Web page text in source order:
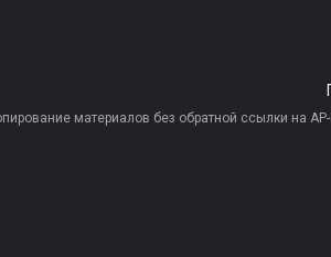
материалов без обратной ссылки на